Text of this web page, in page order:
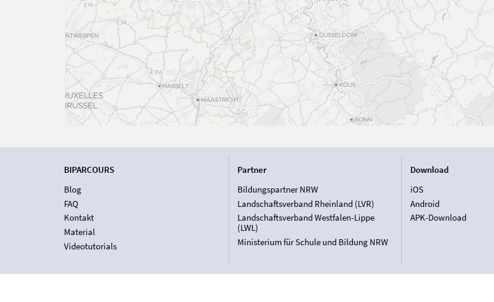
BIPARCOURS
Blog
FAQ
Kontakt
Material
Videotutorials
Partner
Bildungspartner NRW
Landschaftsverband Rheinland (LVR)
Landschaftsverband Westfalen-Lippe
(LWL)
Ministerium für Schule und Bildung NRW
Download
iOS
Android
APK-Download